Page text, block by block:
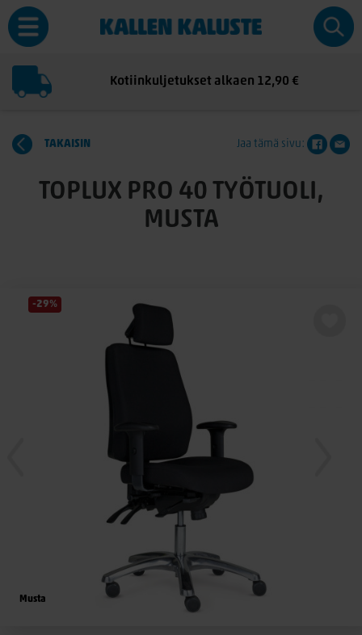
Kotiinkuljetukset alkaen 12,90 €
TAKAISIN Jaa tämä sivu:
TOPLUX PRO 40 TYÖTUOLI,
MUSTA
-29%
Musta